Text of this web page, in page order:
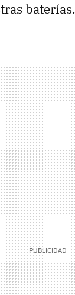
baterías.